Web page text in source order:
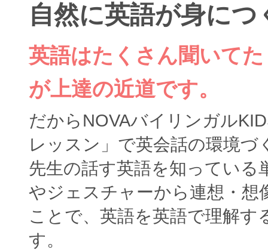
自然に英語が身につ
英語はたくさん聞いて
が上達の近道です。
だからNOVAバイリンガル
レッスン」で英会話の環境づ
先生の話す英語を知っている
やジェスチャーから連想・想
ことで、英語を英語で理解す
す。